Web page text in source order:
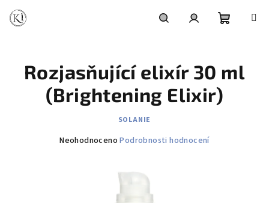
obsah
košík
Rozjasňující elixír 30 ml
(Brightening Elixir)
SOLANIE
Průměrné
Neohodnoceno Podrobnosti hodnocení